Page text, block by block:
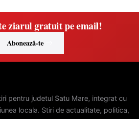
ziarul gratuit pe email!
Abonează-te
pentru judetul Satu Mare, integrat cu
locala. Stiri de actualitate, politica,